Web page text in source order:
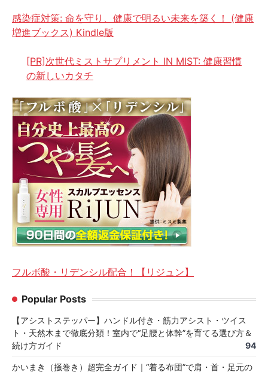
感染症対策: 命を守り、健康で明るい未来を築く！ (健康
増進ブックス) Kindle版
[PR]次世代ミストサプリメント IN MIST: 健康習慣
の新しいカタチ
フルボ酸・リデンシル配合！【リジュン】
Popular Posts
【アシストステッパー】ハンドル付き・筋力アシスト・ツイス
ト・天然木まで徹底分類！室内で“足腰と体幹”を育てる選び方＆
続け方ガイド
94
かいまき（掻巻き）超完全ガイド｜“着る布団”で肩・首・足元の